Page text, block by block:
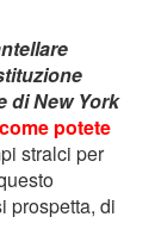
di New York
potete
stralci per
prospetta, di